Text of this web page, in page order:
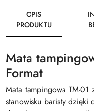
OPIS
PRODUKTU
Mata
Format
Mata tampingowa TM-
stanowisku baristy dzięki